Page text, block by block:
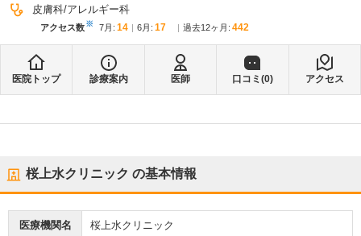
皮膚科 アレルギー科
アクセス数※ 7月 : 14 6月 : 17 過去12ヶ月: 442
医院トップ 診療案内 医師 口コミ(0) アクセス
桜上水クリニック の基本情報
医療機関名 桜上水クリニック